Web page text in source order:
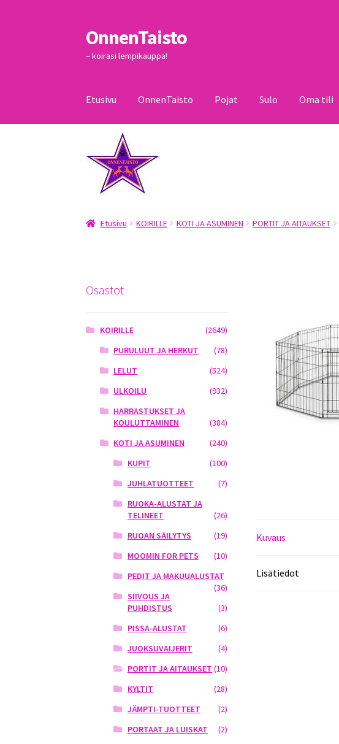
Siirry
navigointiin
Siirry
sisältöön
OnnenTaisto
– koirasi lempikauppa!
Etusivu OnnenTaisto Pojat Sulo Oma tili
Kassa
Etusivu KOIRILLE KOTI JA ASUMINEN PORTIT JA AITAUKSET
Kuvaus
Lisätiedot
Osastot
KOIRILLE
(2649)
PURULUUT JA HERKUT
(78)
LELUT
(524)
ULKOILU
(932)
HARRASTUKSET JA
KOULUTTAMINEN
(384)
KOTI JA ASUMINEN
(240)
KUPIT
(100)
JUHLATUOTTEET
(7)
RUOKA-ALUSTAT JA
TELINEET
(26)
RUOAN SÄILYTYS
(19)
MOOMIN FOR PETS
(10)
PEDIT JA MAKUUALUSTAT
(36)
SIIVOUS JA
PUHDISTUS
(3)
PISSA-ALUSTAT
(6)
JUOKSUVAIJERIT
(4)
PORTIT JA AITAUKSET (10)
KYLTIT
(28)
JÄMPTI-TUOTTEET
(2)
PORTAAT JA LUISKAT
(2)